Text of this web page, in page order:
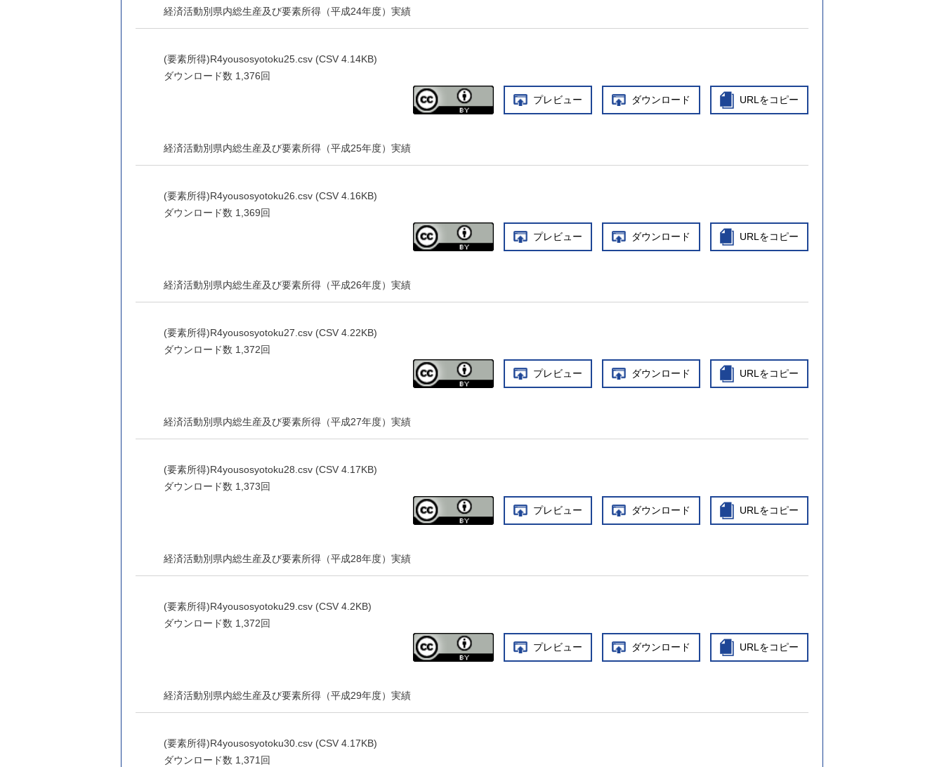
経済活動別県内総生産及び要素所得（平成24年度）実績
(要素所得)R4yousosyotoku25.csv (CSV 4.14KB)
ダウンロード数 1,376回
プレビュー ダウンロード URLをコピー
経済活動別県内総生産及び要素所得（平成25年度）実績
(要素所得)R4yousosyotoku26.csv (CSV 4.16KB)
ダウンロード数 1,369回
プレビュー ダウンロード URLをコピー
経済活動別県内総生産及び要素所得（平成26年度）実績
(要素所得)R4yousosyotoku27.csv (CSV 4.22KB)
ダウンロード数 1,372回
プレビュー ダウンロード URLをコピー
経済活動別県内総生産及び要素所得（平成27年度）実績
(要素所得)R4yousosyotoku28.csv (CSV 4.17KB)
ダウンロード数 1,373回
プレビュー ダウンロード URLをコピー
経済活動別県内総生産及び要素所得（平成28年度）実績
(要素所得)R4yousosyotoku29.csv (CSV 4.2KB)
ダウンロード数 1,372回
プレビュー ダウンロード URLをコピー
経済活動別県内総生産及び要素所得（平成29年度）実績
(要素所得)R4yousosyotoku30.csv (CSV 4.17KB)
ダウンロード数 1,371回